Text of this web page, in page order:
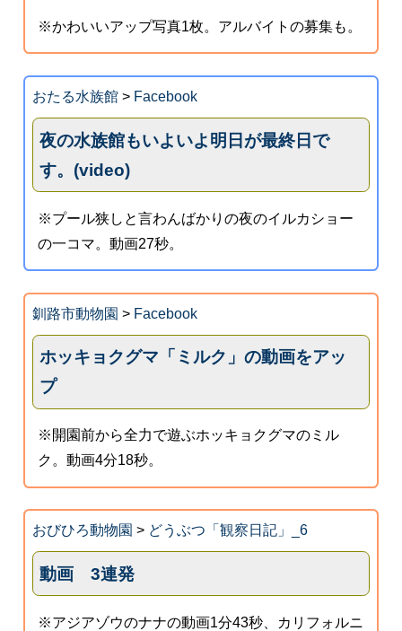
※かわいいアップ写真1枚。アルバイトの募集も。
おたる水族館> Facebook
夜の水族館もいよいよ明日が最終日で
す。(video)
※プール狭しと言わんばかりの夜のイルカショー
の一コマ。動画27秒。
釧路市動物園 > Facebook
ホッキョクグマ「ミルク」の動画をアッ
プ
※開園前から全力で遊ぶホッキョクグマのミル
ク。動画4分18秒。
おびひろ動物園 > どうぶつ「観察日記」_6
動画 3連発
※アジアゾウのナナの動画1分43秒、カリフォルニ